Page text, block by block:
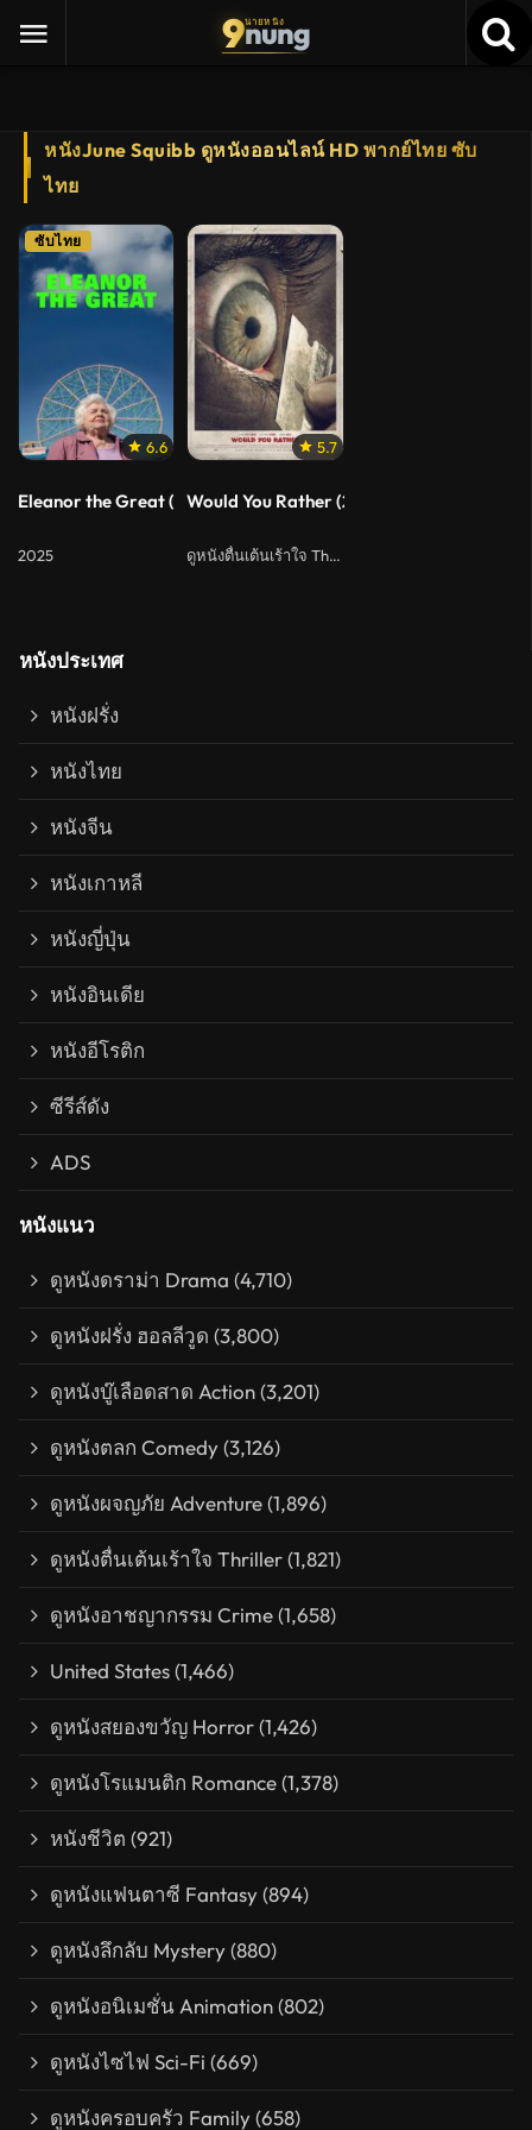
9นายหนัง
nung
หนังJune Squibb ดูหนังออนไลน์ HD พากย์ไทย ซับ
ไทย
6.6
ซับไทย
Eleanor the Great (2025)
2025
5.7
Would You Rather (2012) สมมุติว่า…ถ้าคุณต้
ดูหนังตื่นเต้นเร้าใจ Thriller
หนังประเทศ
หนังฝรั่ง
หนังไทย
หนังจีน
หนังเกาหลี
หนังญี่ปุ่น
หนังอินเดีย
หนังอีโรติก
ซีรีส์ดัง
ADS
หนังแนว
ดูหนังดราม่า Drama (4,710)
ดูหนังฝรั่ง ฮอลลีวูด (3,800)
ดูหนังบู๊เลือดสาด Action(3,201)
ดูหนังตลก Comedy(3,126)
ดูหนังผจญภัย Adventure(1,896)
ดูหนังตื่นเต้นเร้าใจ Thriller(1,821)
ดูหนังอาชญากรรม Crime(1,658)
United States(1,466)
ดูหนังสยองขวัญ Horror(1,426)
ดูหนังโรแมนติก Romance(1,378)
หนังชีวิต (921)
ดูหนังแฟนตาซี Fantasy(894)
ดูหนังลึกลับ Mystery(880)
ดูหนังอนิเมชั่น Animation(802)
ดูหนังไซไฟ Sci-Fi (669)
ดูหนังครอบครัว Family(658)